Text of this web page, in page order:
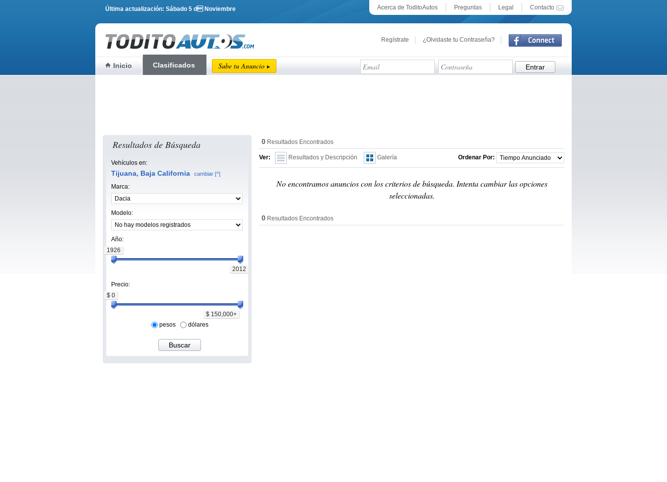
Regístrate ¿Olvidaste tu Contraseña? Facebook Connect
Acerca de ToditoAutos Preguntas Legal Contacto
Última actualización: Sábado 5 d Noviembre
Inicio Clasificados Sube tu Anuncio
0 Resultados Encontrados
Ver: Resultados y Descripción Galería Ordenar Por:
No encontramos anuncios con los criterios de búsqueda. Intenta cambiar las opciones
seleccionadas.
0 Resultados Encontrados
Resultados de Búsqueda
Vehículos en:
Tijuana, Baja California cambiar [^]
Marca:
Modelo:
Año:
1926
2012
Precio:
$ 0
$ 150,000+
pesos
dólares